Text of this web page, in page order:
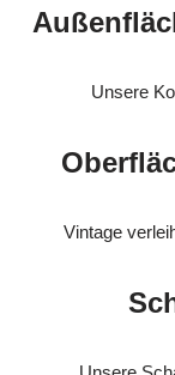
Unsere
Vintage